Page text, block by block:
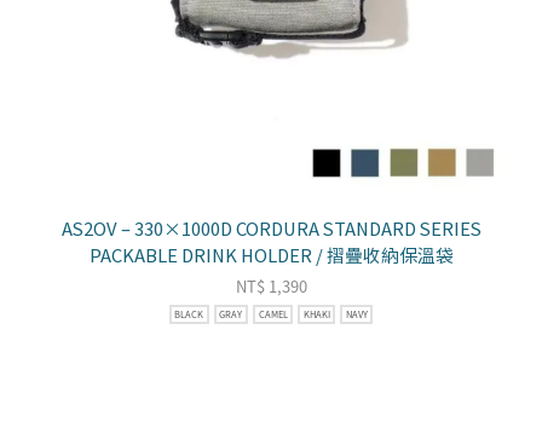
AS2OV – 330×1000D CORDURA STANDARD SERIES
PACKABLE DRINK HOLDER / 摺疊收納保溫袋
NT$1,390
BLACK GRAY CAMEL KHAKI NAVY